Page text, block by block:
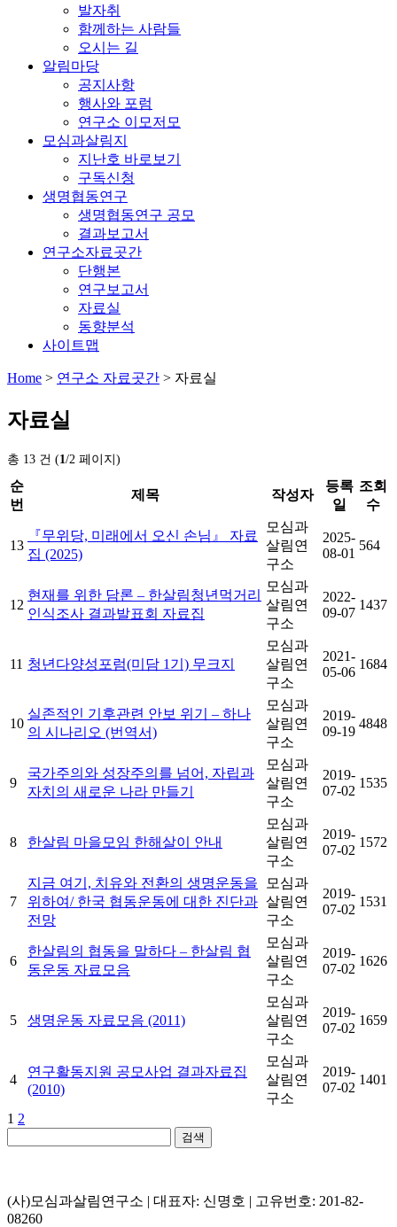
발자취
함께하는 사람들
오시는 길
알림마당
공지사항
행사와 포럼
연구소 이모저모
모심과살림지
지난호 바로보기
구독신청
생명협동연구
생명협동연구 공모
결과보고서
연구소자료곳간
단행본
연구보고서
자료실
동향분석
사이트맵
Home > 연구소 자료곳간 > 자료실
자료실
총 13 건 (1/2 페이지)
순
번
제목 작성자
등록
일
조회
수
13
『무위당, 미래에서 오신 손님』 자료
집 (2025)
모심과
살림연
구소
2025-
08-01
564
12
현재를 위한 담론 – 한살림청년먹거리
인식조사 결과발표회 자료집
모심과
살림연
구소
2022-
09-07
1437
11 청년다양성포럼(미담 1기) 무크지
모심과
살림연
구소
2021-
05-06
1684
10
실존적인 기후관련 안보 위기 – 하나
의 시나리오 (번역서)
모심과
살림연
구소
2019-
09-19
4848
9
국가주의와 성장주의를 넘어, 자립과
자치의 새로운 나라 만들기
모심과
살림연
구소
2019-
07-02
1535
8 한살림 마을모임 한해살이 안내
모심과
살림연
구소
2019-
07-02
1572
7
지금 여기, 치유와 전환의 생명운동을
위하여/ 한국 협동운동에 대한 진단과
전망
모심과
살림연
구소
2019-
07-02
1531
6
한살림의 협동을 말하다 – 한살림 협
동운동 자료모음
모심과
살림연
구소
2019-
07-02
1626
5 생명운동 자료모음 (2011)
모심과
살림연
구소
2019-
07-02
1659
4
연구활동지원 공모사업 결과자료집
(2010)
모심과
살림연
구소
2019-
07-02
1401
1 2
검색
(사)모심과살림연구소 | 대표자: 신명호 | 고유번호: 201-82-
08260